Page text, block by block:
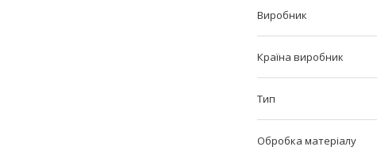
Виробник
Країна виробник
Тип
Обробка матеріалу